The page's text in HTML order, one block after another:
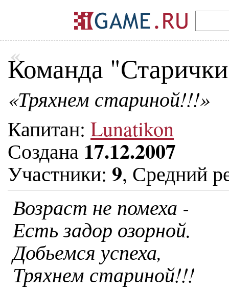
Команда
«Тряхнем стариной!!!»
Капитан: Lunatikon
Создана 17.12.2007
Участники: 9, Средний
Возраст не помеха -
Есть задор озорной.
Добьемся успеха,
Тряхнем стариной!!!
«